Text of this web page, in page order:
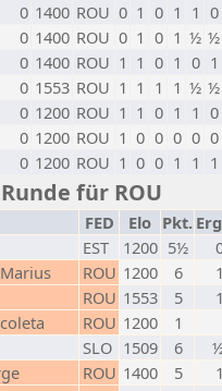
0 1400 ROU 0 1 0 1 1 0
0 1400 ROU 0 1 0 1 ½ ½
0 1400 ROU 1 1 0 1 0 1
0 1553 ROU 1 1 1 1 ½ ½
0 1200 ROU 1 1 0 1 1 0
0 1200 ROU 1 0 0 0 0 0
0 1200 ROU 1 0 0 1 1 1
für ROU
FED Elo Pkt.
EST 1200 5½
ROU 1200 6
ROU 1553 5
ROU 1200
1
SLO 1509 6
ROU 1400 5